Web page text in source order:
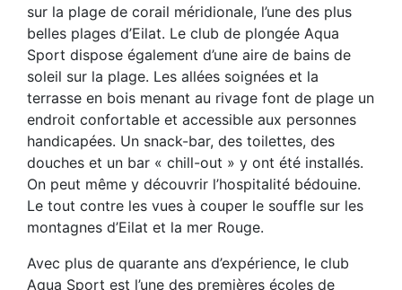
sur la plage de corail méridionale, l’une des plus
belles plages d’Eilat. Le club de plongée Aqua
Sport dispose également d’une aire de bains de
soleil sur la plage. Les allées soignées et la
terrasse en bois menant au rivage font de plage un
endroit confortable et accessible aux personnes
handicapées. Un snack-bar, des toilettes, des
douches et un bar « chill-out » y ont été installés.
On peut même y découvrir l’hospitalité bédouine.
Le tout contre les vues à couper le souffle sur les
montagnes d’Eilat et la mer Rouge.
Avec plus de quarante ans d’expérience, le club
Aqua Sport est l’une des premières écoles de